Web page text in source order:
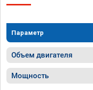
Параметр
Объем двигателя
Мощность